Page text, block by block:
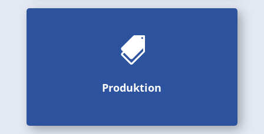

Produktion
Bilder, Videos und Beschreibungen aus der Produktion